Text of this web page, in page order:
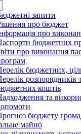
запити
про бюджет
про
бюджетних
про виконання
бюджетних,
розпорядників
коштів
та
бюджету
майно